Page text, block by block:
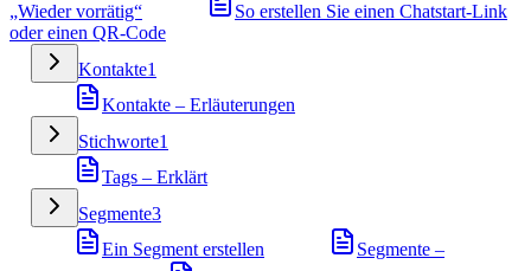
„Wieder vorrätig“
So erstellen Sie einen Chatstart-Link
oder einen QR-Code
Kontakte1
Kontakte – Erläuterungen
Stichworte1
Tags – Erklärt
Segmente3
Ein Segment erstellen
Segmente –